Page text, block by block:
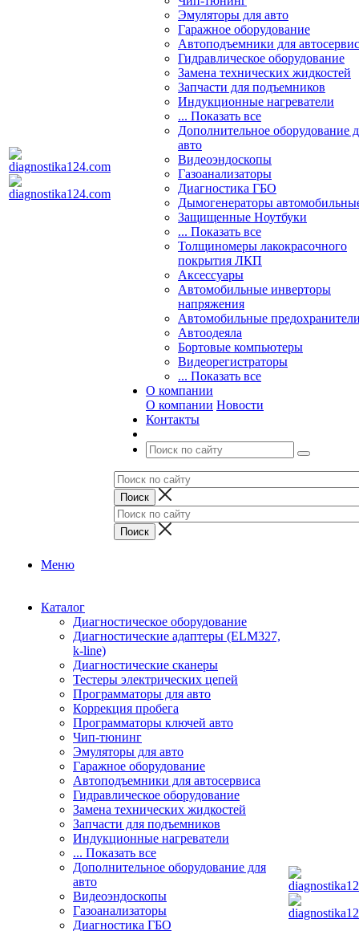
Эмуляторы для авто
Гаражное оборудование
Автоподъемники для
Гидравлическое оборудование
Замена технических жидкостей
Запчасти для подъемников
Индукционные нагреватели
... Показать все
Дополнительное оборудование
авто
Видеоэндоскопы
Газоанализаторы
Диагностика ГБО
Дымогенераторы
Защищенные Ноутбуки
... Показать все
Толщиномеры лакокрасочного
покрытия ЛКП
Аксессуары
Автомобильные инверторы
напряжения
Автомобильные
Автоодеяла
Бортовые компьютеры
Видеорегистраторы
... Показать все
О компании
О компании Новости
Контакты
Меню
Каталог
Диагностическое оборудование
Диагностические адаптеры (ELM327,
k-line)
Диагностические сканеры
Тестеры электрических цепей
Программаторы для авто
Коррекция пробега
Программаторы ключей авто
Чип-тюнинг
Эмуляторы для авто
Гаражное оборудование
Автоподъемники для автосервиса
Гидравлическое оборудование
Замена технических жидкостей
Запчасти для подъемников
Индукционные нагреватели
... Показать все
Дополнительное оборудование для
авто
Видеоэндоскопы
Газоанализаторы
Диагностика ГБО